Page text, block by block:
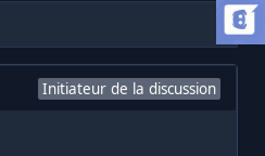
Initiateur de la discussion